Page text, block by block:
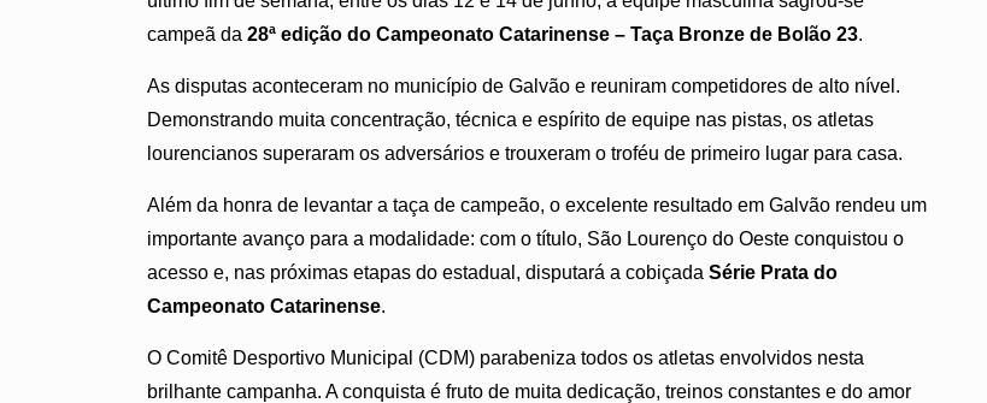
campeã da 28ª edição do Campeonato Catarinense – Taça Bronze de Bolão 23.
As disputas aconteceram no município de Galvão e reuniram competidores de alto nível.
Demonstrando muita concentração, técnica e espírito de equipe nas pistas, os atletas
lourencianos superaram os adversários e trouxeram o troféu de primeiro lugar para casa.
Além da honra de levantar a taça de campeão, o excelente resultado em Galvão rendeu um
importante avanço para a modalidade: com o título, São Lourenço do Oeste conquistou o
acesso e, nas próximas etapas do estadual, disputará a cobiçada Série Prata do
Campeonato Catarinense.
O Comitê Desportivo Municipal (CDM) parabeniza todos os atletas envolvidos nesta
brilhante campanha. A conquista é fruto de muita dedicação, treinos constantes e do amor